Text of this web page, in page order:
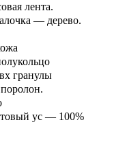
лента.
— дерево.
гранулы
ус — 100%